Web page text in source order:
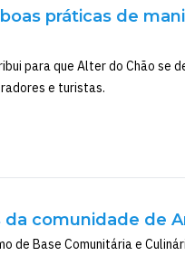
práticas de
para que Alter do Chão se
e turistas.
da comunidade de
de Base Comunitária e